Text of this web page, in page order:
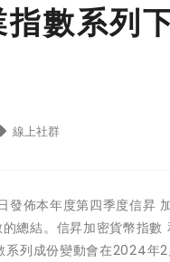
數系列
線上社群
佈本年度第四季度信昇
總結。信昇加密貨幣指
列成份變動會在2024年